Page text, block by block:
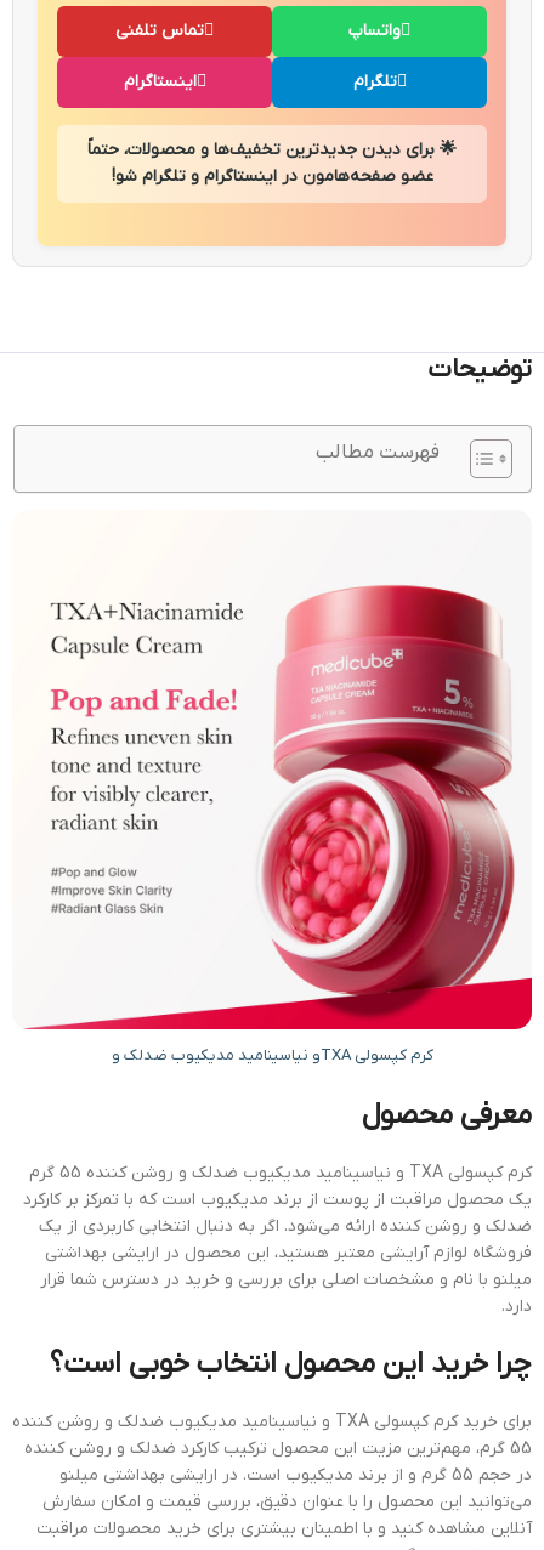
تماس تلفنی واتساپ
اینستاگرام تلگرام
🌟 برای دیدن جدیدترین تخفیف‌ها و محصولات، حتماً
عضو صفحه‌هامون در اینستاگرام و تلگرام شو!
توضیحات
فهرست مطالب
کرم کپسولی TXAو نیاسینامید مدیکیوب ضدلک و
معرفی محصول
کرم کپسولی TXA و نیاسینامید مدیکیوب ضدلک و روشن کننده 55 گرم
یک محصول مراقبت از پوست از برند مدیکیوب است که با تمرکز بر کارکرد
ضدلک و روشن کننده ارائه می‌شود. اگر به دنبال انتخابی کاربردی از یک
فروشگاه لوازم آرایشی معتبر هستید، این محصول در ارایشی بهداشتی
میلنو با نام و مشخصات اصلی برای بررسی و خرید در دسترس شما قرار
دارد.
چرا خرید این محصول انتخاب خوبی است؟
برای خرید کرم کپسولی TXA و نیاسینامید مدیکیوب ضدلک و روشن کننده
55 گرم، مهم‌ترین مزیت این محصول ترکیب کارکرد ضدلک و روشن کننده
در حجم 55 گرم و از برند مدیکیوب است. در ارایشی بهداشتی میلنو
می‌توانید این محصول را با عنوان دقیق، بررسی قیمت و امکان سفارش
آنلاین مشاهده کنید و با اطمینان بیشتری برای خرید محصولات مراقبت